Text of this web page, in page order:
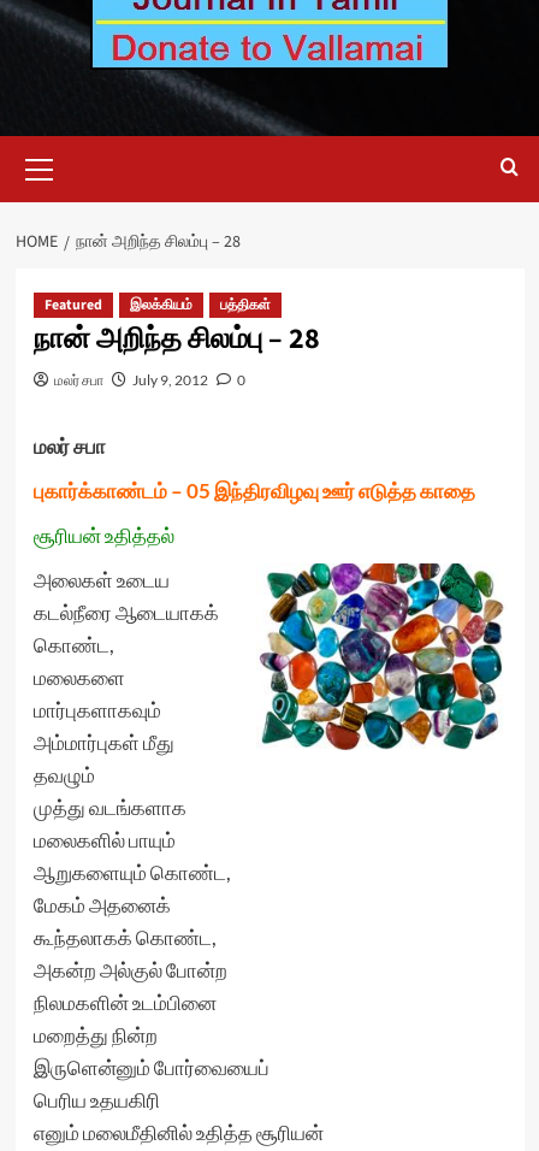
Menu
HOME நான் அறிந்த சிலம்பு – 28
Featured இலக்கியம் பத்திகள்
நான் அறிந்த சிலம்பு – 28
மலர் சபா July 9, 2012 0
மலர் சபா
புகார்க்காண்டம் – 05 இந்திரவிழவு ஊர் எடுத்த காதை
சூரியன் உதித்தல்
அலைகள் உடைய
கடல்நீரை ஆடையாகக்
கொண்ட,
மலைகளை
மார்புகளாகவும்
அம்மார்புகள் மீது
தவழும்
முத்து வடங்களாக
மலைகளில் பாயும்
ஆறுகளையும் கொண்ட,
மேகம் அதனைக்
கூந்தலாகக் கொண்ட,
அகன்ற அல்குல் போன்ற
நிலமகளின் உடம்பினை
மறைத்து நின்ற
இருளென்னும் போர்வையைப்
பெரிய உதயகிரி
எனும் மலைமீதினில் உதித்த சூரியன்